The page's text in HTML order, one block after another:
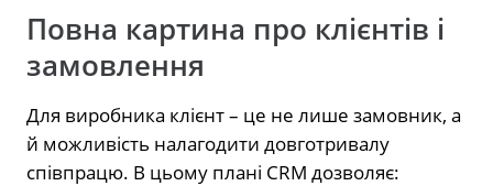
Повна картина про клієнтів і
замовлення
Для виробника клієнт – це не лише замовник, а
й можливість налагодити довготривалу
співпрацю. В цьому плані CRM дозволяє: